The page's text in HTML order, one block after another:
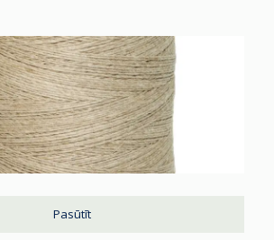
Pasūtīt